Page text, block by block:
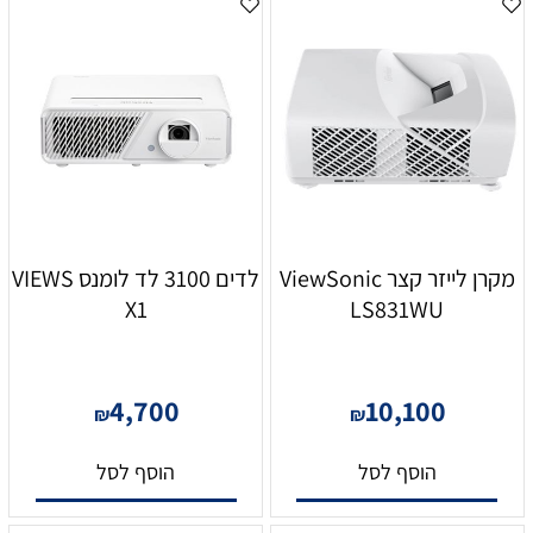
ובמחירים משתלמים!
איך לבחור את המקרן המתאים עבורכם?
שאלות נפוצות ותשובות מפורטות
ה־ViewSonic M1+ LED WVGA, מציעים חיי מנורה ארוכים
במיוחד וצריכת חשמל נמוכה, מה שהופך אותם למושלמים
שבהן דיוק הצבעים קריטי. אם אתם מחפשים משהו עוצמתי
ה־ViewSonic LS831WU הם הבחירה האולטימטיבית עם תאורה
חזקה מאוד ותצוגה שמרגישה כמעט כמו טלוויזיה מתקדמת.
מקרן לייזר קצר ViewSonic
LS831WU
₪10,100
הוסף לסל
לדים 3100 לד לומנס VIEWS
X1
₪4,700
הוסף לסל